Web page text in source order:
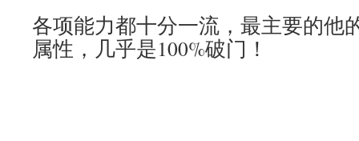
各项能力都十分一流，最主要的他
属性，几乎是100%破门！